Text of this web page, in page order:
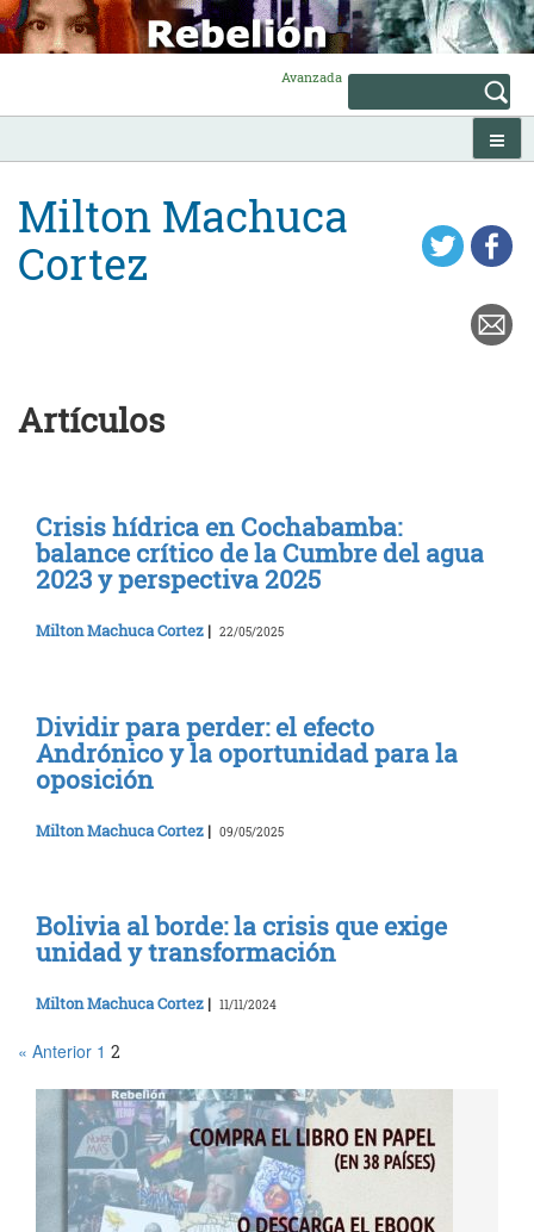
Skip
to
content
Avanzada
Milton Machuca
Cortez
Artículos
Crisis hídrica en Cochabamba:
balance crítico de la Cumbre del agua
2023 y perspectiva 2025
Milton Machuca Cortez | 22/05/2025
Dividir para perder: el efecto
Andrónico y la oportunidad para la
oposición
Milton Machuca Cortez | 09/05/2025
Bolivia al borde: la crisis que exige
unidad y transformación
Milton Machuca Cortez | 11/11/2024
« Anterior 1 2